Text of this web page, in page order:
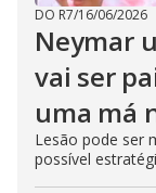
DO R7/16/06/2026
Neymar
vai ser
uma má
Lesão pode ser
possível